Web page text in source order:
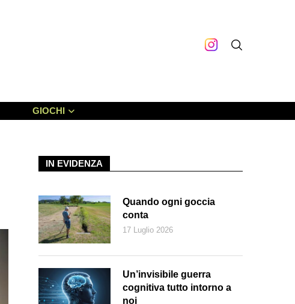
GIOCHI
IN EVIDENZA
Quando ogni goccia
conta
17 Luglio 2026
Un’invisibile guerra
cognitiva tutto intorno a
noi